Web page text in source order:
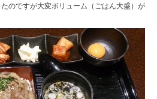
のですが大変ボリューム（ごはん大盛）が